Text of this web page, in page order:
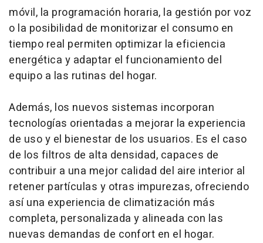
móvil, la programación horaria, la gestión por voz
o la posibilidad de monitorizar el consumo en
tiempo real permiten optimizar la eficiencia
energética y adaptar el funcionamiento del
equipo a las rutinas del hogar.
Además, los nuevos sistemas incorporan
tecnologías orientadas a mejorar la experiencia
de uso y el bienestar de los usuarios. Es el caso
de los filtros de alta densidad, capaces de
contribuir a una mejor calidad del aire interior al
retener partículas y otras impurezas, ofreciendo
así una experiencia de climatización más
completa, personalizada y alineada con las
nuevas demandas de confort en el hogar.